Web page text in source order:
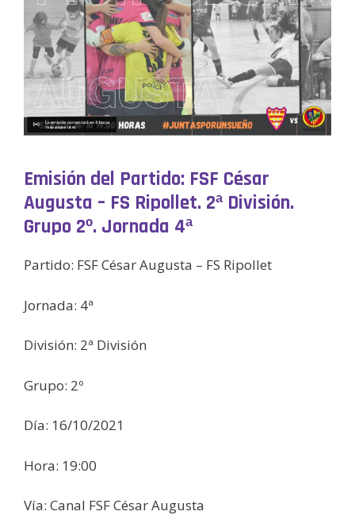
Emisión del Partido: FSF César
Augusta – FS Ripollet. 2ª División.
Grupo 2º. Jornada 4ª
Partido: FSF César Augusta – FS Ripollet
Jornada: 4ª
División: 2ª División
Grupo: 2º
Día: 16/10/2021
Hora: 19:00
Vía: Canal FSF César Augusta